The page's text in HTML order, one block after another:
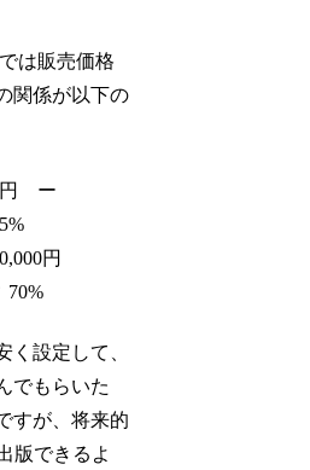
は販売価格
関係が以下の
円 ー
円
く設定して、
でもらいた
すが、将来的
版できるよ